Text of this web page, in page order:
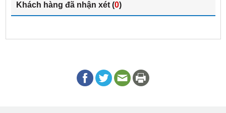
Khách hàng đã nhận xét (0)